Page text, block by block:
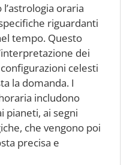
oraria
riguardanti
tempo. Questo
dei
celesti
la domanda. I
includono
pianeti, ai segni
che vengono poi
precisa e